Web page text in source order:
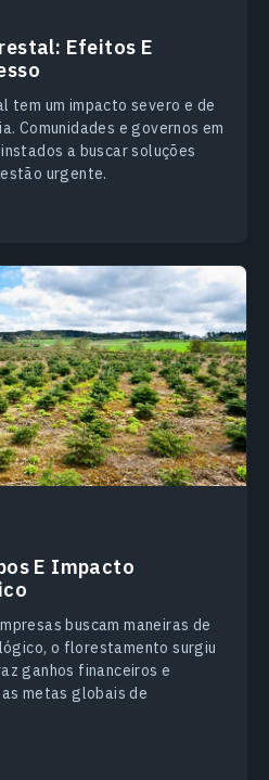
Efeitos E
um impacto severo e de
Comunidades e governos em
a buscar soluções
urgente.
E Impacto
buscam maneiras de
o florestamento surgiu
ganhos financeiros e
metas globais de